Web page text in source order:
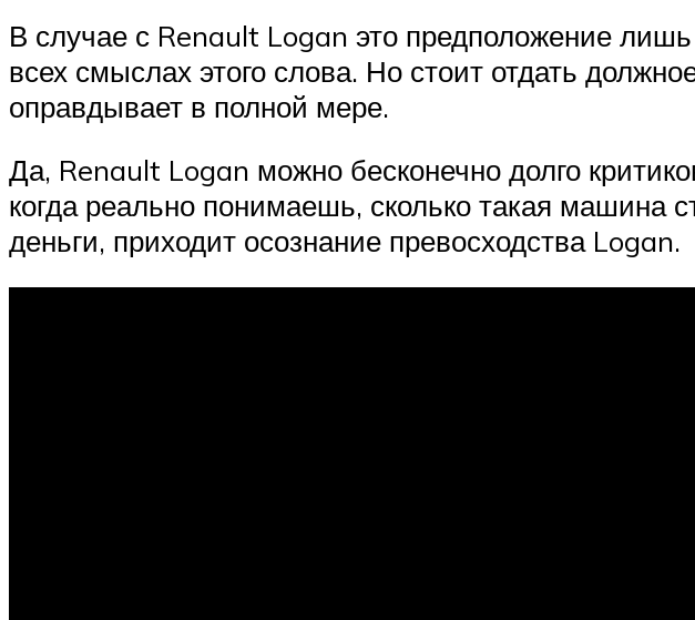
В случае с Renault Logan это предположение
всех смыслах этого слова. Но стоит отдать
оправдывает в полной мере.
Да, Renault Logan можно бесконечно долго
когда реально понимаешь, сколько такая машина
деньги, приходит осознание превосходства Logan.